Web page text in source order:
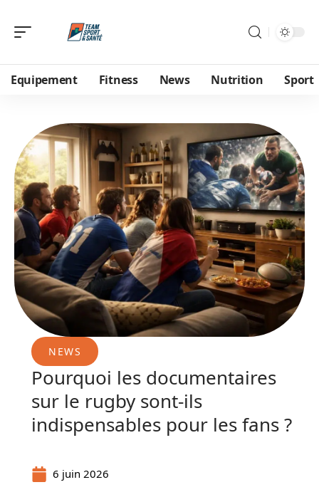
Equipement Fitness News Nutrition Sport
NEWS
Pourquoi les documentaires
sur le rugby sont-ils
indispensables pour les fans ?
6 juin 2026